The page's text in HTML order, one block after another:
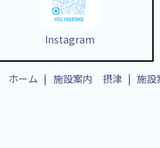
Instagram
ホーム 施設案内 摂津 施